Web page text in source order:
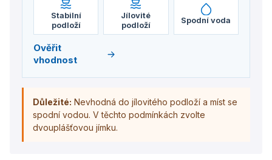
Stabilní
podloží
Jílovité
podloží
Spodní voda
Ověřit
vhodnost
Důležité: Nevhodná do jílovitého podloží a míst se
spodní vodou. V těchto podmínkách zvolte
dvouplášťovou jímku.